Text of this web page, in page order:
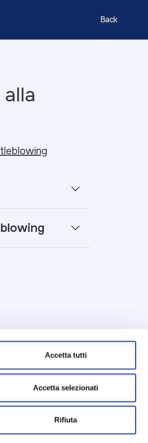
Accetta tutti
Accetta selezionati
Rifiuta
Back